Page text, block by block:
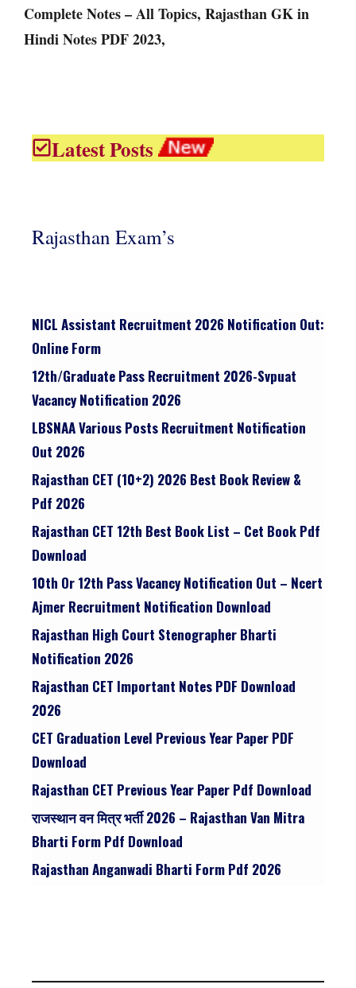
Complete Notes – All Topics, Rajasthan GK in
Hindi Notes PDF 2023,
Latest Posts
Rajasthan Exam’s
NICL Assistant Recruitment 2026 Notification Out:
Online Form
12th/graduate Pass Recruitment 2026-Svpuat
Vacancy Notification 2026
LBSNAA Various Posts Recruitment Notification
Out 2026
Rajasthan CET (10+2) 2026 Best Book Review &
Pdf 2026
Rajasthan CET 12th Best Book List – Cet Book Pdf
Download
10th Or 12th Pass Vacancy Notification Out – Ncert
Ajmer Recruitment Notification Download
Rajasthan High Court Stenographer Bharti
Notification 2026
Rajasthan CET Important Notes PDF Download
2026
CET Graduation Level Previous Year Paper PDF
Download
Rajasthan CET Previous Year Paper Pdf Download
राजस्थान वन मित्र भर्ती 2026 – Rajasthan Van Mitra
Bharti Form Pdf Download
Rajasthan Anganwadi Bharti Form Pdf 2026